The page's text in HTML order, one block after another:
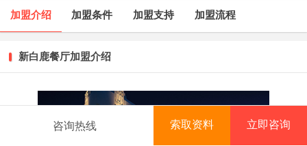
加盟介绍 加盟条件 加盟支持 加盟流程
新白鹿餐厅加盟介绍
咨询热线 索取资料 立即咨询
首页